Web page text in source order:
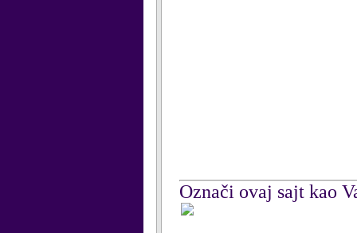
Označi ovaj sajt kao